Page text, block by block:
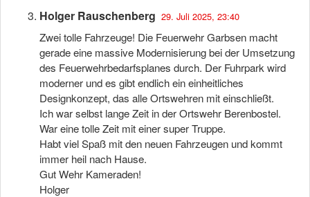
Holger Rauschenberg 29. Juli 2025, 23:40
Zwei tolle Fahrzeuge! Die Feuerwehr Garbsen macht
gerade eine massive Modernisierung bei der Umsetzung
des Feuerwehrbedarfsplanes durch. Der Fuhrpark wird
moderner und es gibt endlich ein einheitliches
Designkonzept, das alle Ortswehren mit einschließt.
Ich war selbst lange Zeit in der Ortswehr Berenbostel.
War eine tolle Zeit mit einer super Truppe.
Habt viel Spaß mit den neuen Fahrzeugen und kommt
immer heil nach Hause.
Gut Wehr Kameraden!
Holger